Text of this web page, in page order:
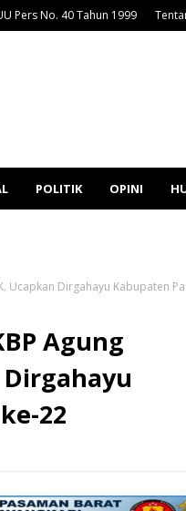
Pers No. 40 Tahun 1999
POLITIK OPINI
Ucapkan Dirgahayu Kabupaten
Agung
22